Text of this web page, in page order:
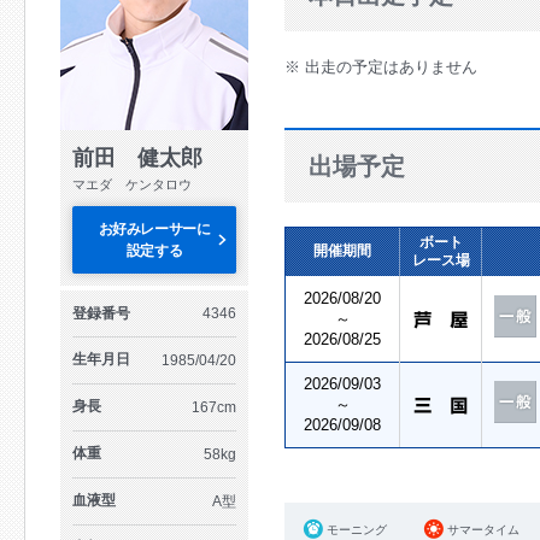
前田 健太郎
マエダ ケンタロウ
お好みレーサーに
設定する
登録番号 4346
生年月日 1985/04/20
身長 167cm
体重 58kg
血液型 A型
※ 出走の予定はありません
出場予定
開催期間
ボート
レース場
2026/08/20
～
2026/08/25
2026/09/03
～
2026/09/08
モーニング サマータイム